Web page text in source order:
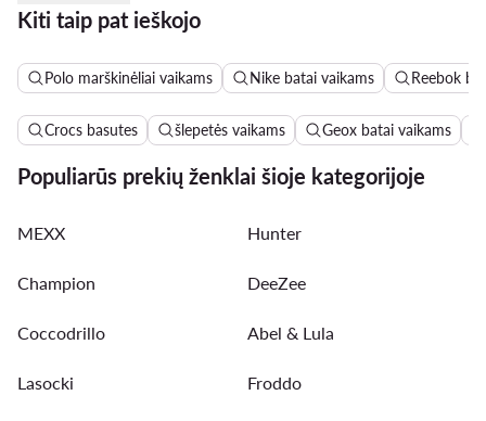
dėvėti bet kokiu oru ir yra patogūs sluoksniuojant su kitais
Kiti taip pat ieškojo
Polo marškinėliai vaikams Nike batai vaikams Reebok
Crocs basutes šlepetės vaikams Geox batai vaikams
Populiarūs prekių ženklai šioje kategorijoje
MEXX Hunter
Champion DeeZee
Coccodrillo Abel & Lula
Lasocki Froddo